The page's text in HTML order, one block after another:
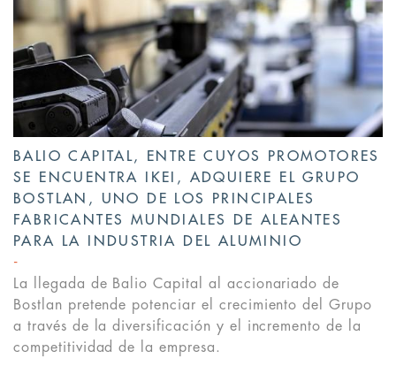
BALIO CAPITAL, ENTRE CUYOS PROMOTORES
SE ENCUENTRA IKEI, ADQUIERE EL GRUPO
BOSTLAN, UNO DE LOS PRINCIPALES
FABRICANTES MUNDIALES DE ALEANTES
PARA LA INDUSTRIA DEL ALUMINIO
La llegada de Balio Capital al accionariado de
Bostlan pretende potenciar el crecimiento del Grupo
a través de la diversificación y el incremento de la
competitividad de la empresa.